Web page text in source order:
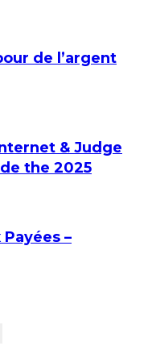
de l’argent
& Judge
the 2025
–